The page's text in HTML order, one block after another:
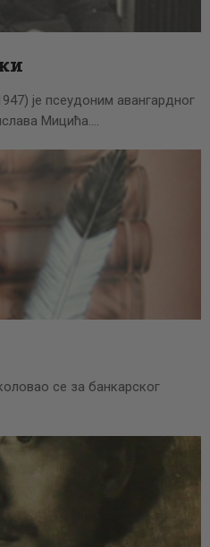
је псеудоним авангардног
Мицића.…
се за банкарског